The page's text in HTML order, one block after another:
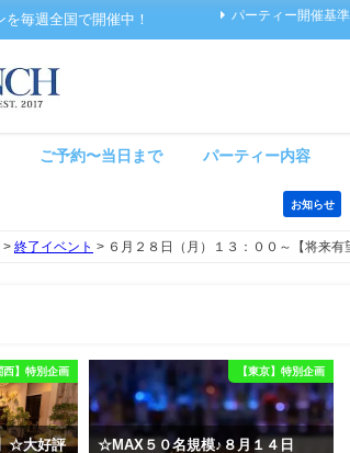
毎週全国で開催中！ パーティー開催基準
ご予約〜当日まで パーティー内容
お知らせ
> 終了イベント > ６月２８日（月）１３：００～【将来
西】特別企画
☆大好評
【東京】特別企画
☆MAX５０名規模♪８月１４日